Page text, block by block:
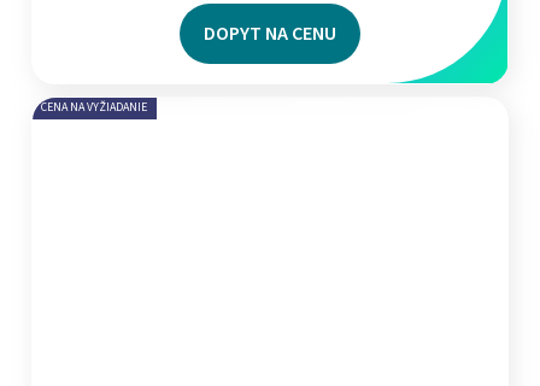
DOPYT NA CENU
CENA NA VYŽIADANIE